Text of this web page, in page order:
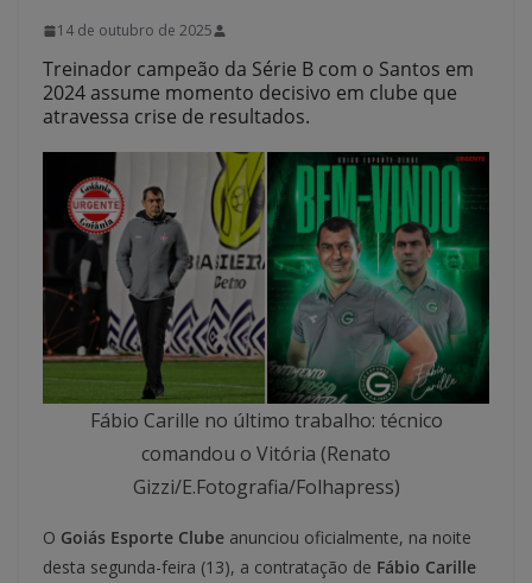
14 de outubro de 2025
Treinador campeão da Série B com o Santos em
2024 assume momento decisivo em clube que
atravessa crise de resultados.
Fábio Carille no último trabalho: técnico
comandou o Vitória (Renato
Gizzi/E.Fotografia/Folhapress)
O Goiás Esporte Clube anunciou oficialmente, na noite
desta segunda-feira (13), a contratação de Fábio Carille